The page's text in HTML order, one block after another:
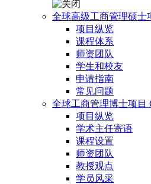
全球高级工商管理硕士
项目纵览
课程体系
师资团队
学生和校友
申请指南
常见问题
全球工商管理博士项目
项目纵览
学术主任寄语
课程设置
师资团队
教授观点
学员风采